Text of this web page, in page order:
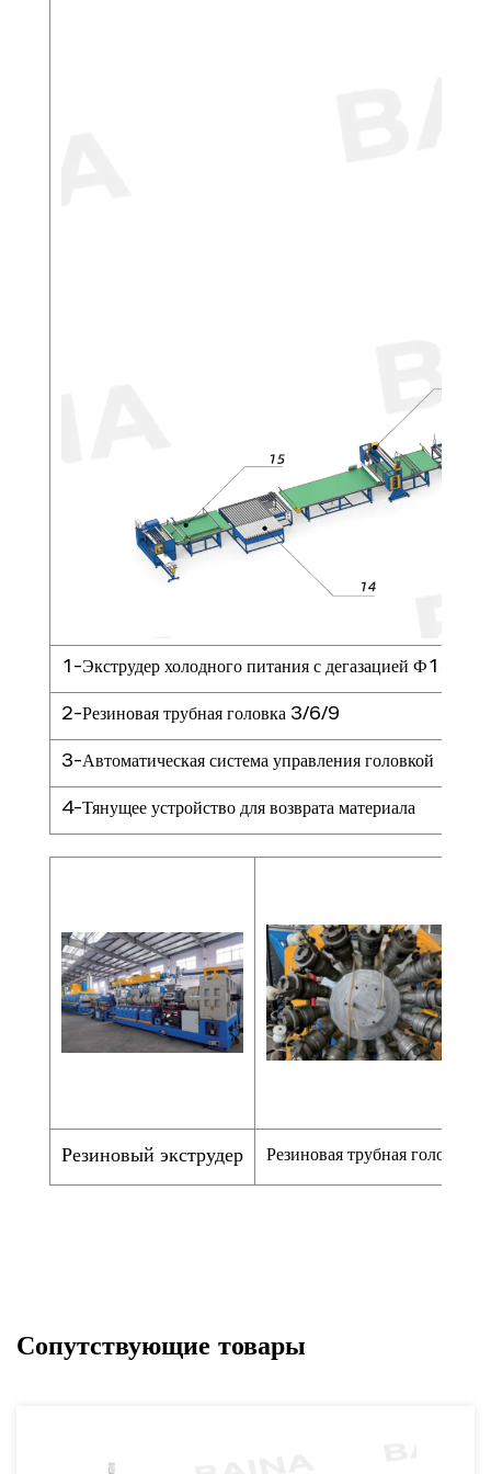
1-Экструдер холодного питания с дегазацией Ф150 мм
2-Резиновая трубная головка 3/6/9
3-Автоматическая система управления головкой
4-Тянущее устройство для возврата материала
Резиновый экструдер Резиновая трубная головка
Сопутствующие товары